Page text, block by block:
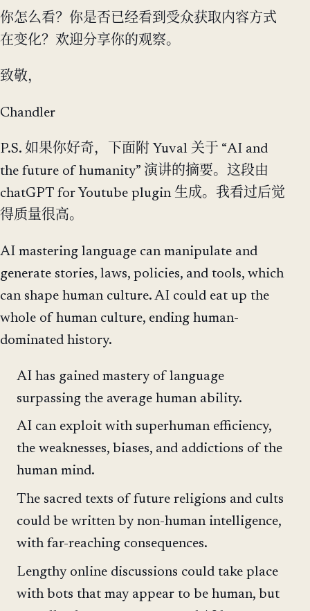
你怎么看？你是否已经看到受众获取内容方式
在变化？欢迎分享你的观察。
致敬，
Chandler
P.S. 如果你好奇，下面附 Yuval 关于 “AI and
the future of humanity” 演讲的摘要。这段由
chatGPT for Youtube plugin 生成。我看过后觉
得质量很高。
AI mastering language can manipulate and
generate stories, laws, policies, and tools, which
can shape human culture. AI could eat up the
whole of human culture, ending human-
dominated history.
AI has gained mastery of language
surpassing the average human ability.
AI can exploit with superhuman efficiency,
the weaknesses, biases, and addictions of the
human mind.
The sacred texts of future religions and cults
could be written by non-human intelligence,
with far-reaching consequences.
Lengthy online discussions could take place
with bots that may appear to be human, but